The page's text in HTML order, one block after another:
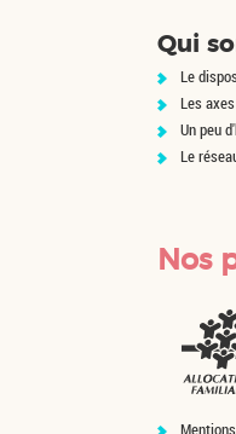
Qui
Le
Les
Un peu
Le
Nos